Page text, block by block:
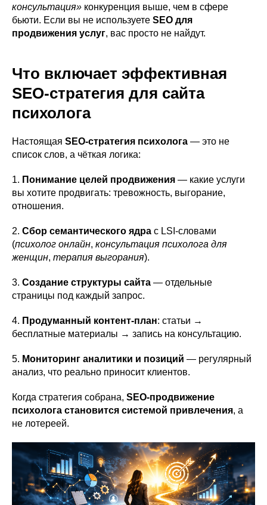
консультация» конкуренция выше, чем в сфере
бьюти. Если вы не используете SEO для
продвижения услуг, вас просто не найдут.
Что включает эффективная
SEO-стратегия для сайта
психолога
Настоящая SEO-стратегия психолога — это не
список слов, а чёткая логика:
1. Понимание целей продвижения — какие услуги
вы хотите продвигать: тревожность, выгорание,
отношения.
2. Сбор семантического ядра с LSI-словами
(психолог онлайн, консультация психолога для
женщин, терапия выгорания).
3. Создание структуры сайта — отдельные
страницы под каждый запрос.
4. Продуманный контент-план: статьи →
бесплатные материалы → запись на консультацию.
5. Мониторинг аналитики и позиций — регулярный
анализ, что реально приносит клиентов.
Когда стратегия собрана, SEO-продвижение
психолога становится системой привлечения, а
не лотереей.